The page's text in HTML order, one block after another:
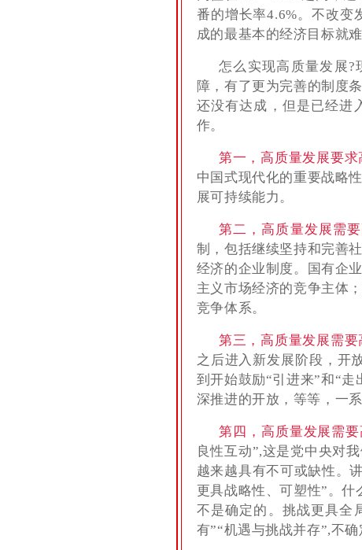
番的增长率4.6%。不改变
成的最基本的经济目标就难
怎么实现高质量发展?
障，有了更为完善的制度
还没有达成，但是已经进
作。
第一，高质量发展要求
中国式现代化的重要战略
展可持续能力。
第二，高质量发展需
制，包括继续坚持和完善
经济的企业制度。国有企
主义市场经济的竞争主体
竞争体系。
第三，高质量发展需要
之后进入新发展阶段，开
到开始鼓励“引进来”和“
深推进的开放，等等，一
第四，高质量发展需要
良性互动”,这是党中央对
越来越具有不可或缺性。
更具战略性、可塑性”。
不是确定的。挑战更具全
有”“机遇与挑战并存”,不